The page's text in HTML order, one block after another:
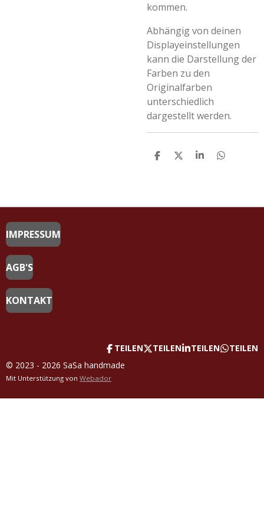
kommen.
Abhängig von deinen
Displayeinstellungen
kann die Darstellung der
Farben zu den
Originalfarben
unterschiedlich
dargestellt werden.
T
N
T
N
T
N
T
N
IMPRESSUM
AGB'S
KONTAKT
TEILEN TEILEN TEILEN
TEILEN
© 2023 - 2026 SaSa handmade
Mit Unterstützung von Webador